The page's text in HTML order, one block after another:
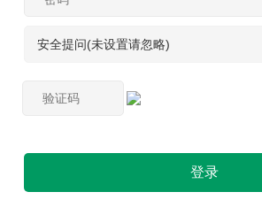
安全提问(未设置请忽略)
登录